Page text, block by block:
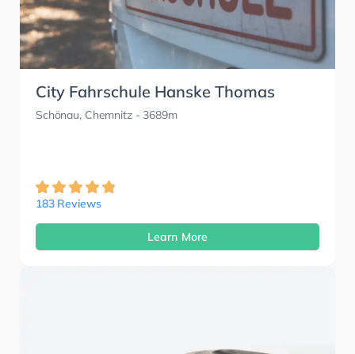
City Fahrschule Hanske Thomas
Schönau, Chemnitz- 3689m
183 Reviews
Learn More